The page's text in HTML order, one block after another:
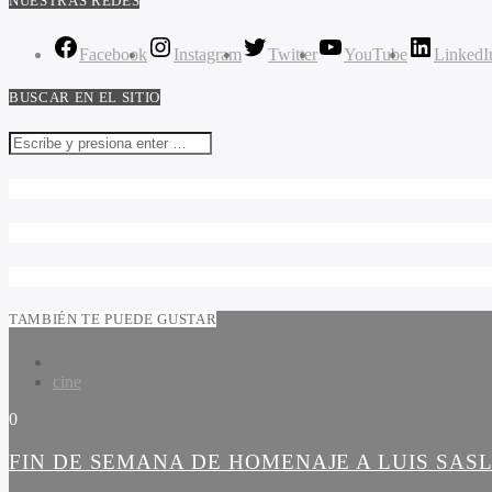
Facebook Instagram Twitter YouTube
BUSCAR EN EL SITIO
TAMBIÉN TE PUEDE GUSTAR
cine
0
FIN DE SEMANA DE HOMENAJE A LUIS